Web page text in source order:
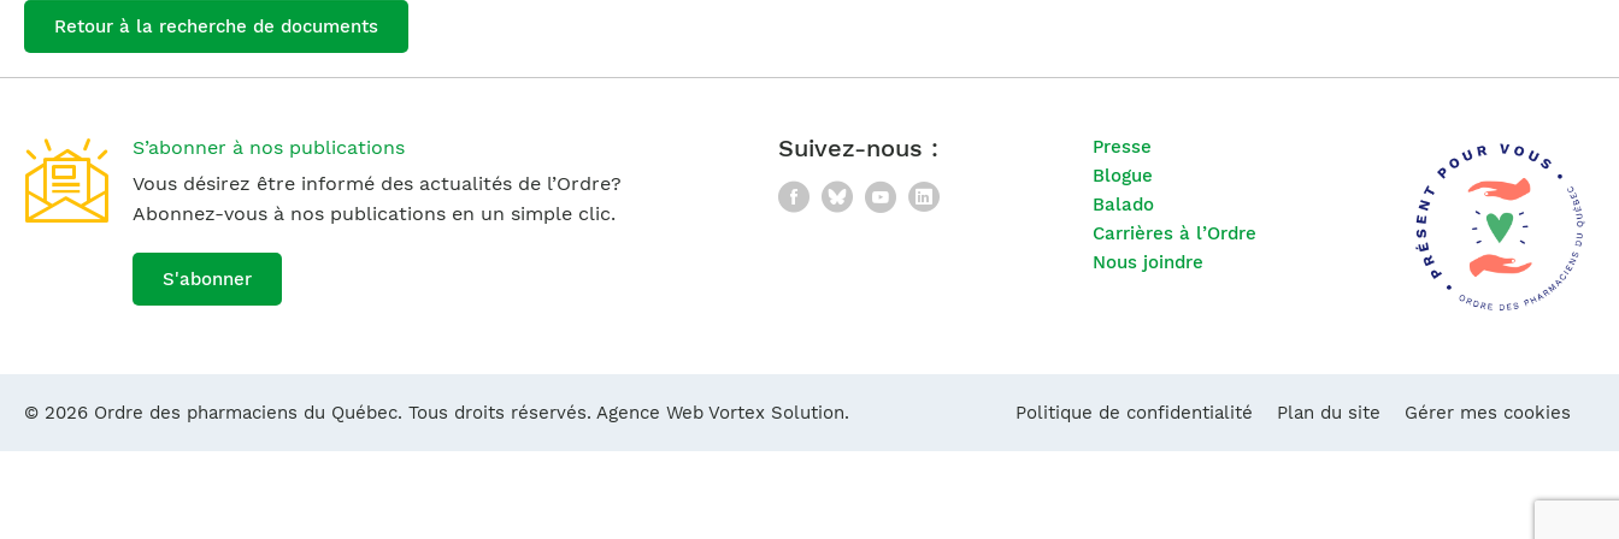
Retour à la recherche de documents
S’abonner à nos publications
Vous désirez être informé des actualités de l’Ordre?
Abonnez-vous à nos publications en un simple clic.
S'abonner
Suivez-nous :
Facebook
BlueskyYouTube
LinkedIn
Presse
Blogue
Balado
Carrières à l’Ordre
Nous joindre
© 2026 Ordre des pharmaciens du Québec. Tous droits réservés. Agence Web Vortex Solution. Politique de confidentialité Plan du site Gérer mes cookies